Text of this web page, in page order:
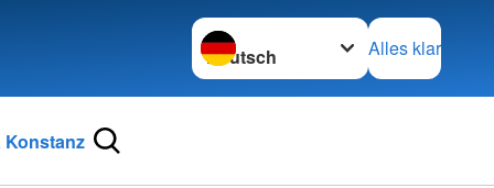
Sprache wechseln zu
Alles klar
Konstanz